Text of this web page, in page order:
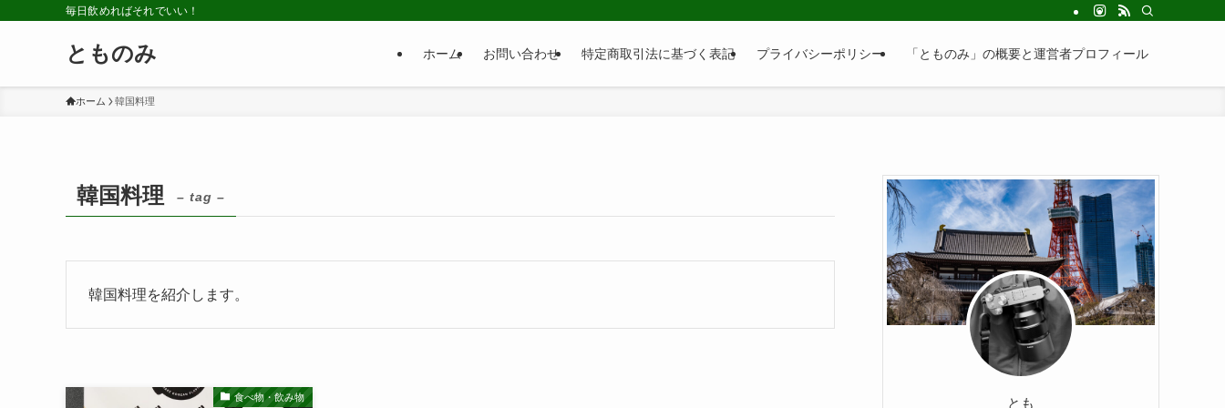
毎日飲めればそれでいい！
とものみ ホーム お問い合わせ 特定商取引法に基づく表記 プライバシーポリシー 「とものみ」の概要と運営者プロフィール
ホーム 韓国料理
韓国料理 – tag –
韓国料理を紹介します。
食べ物・飲み物 とも